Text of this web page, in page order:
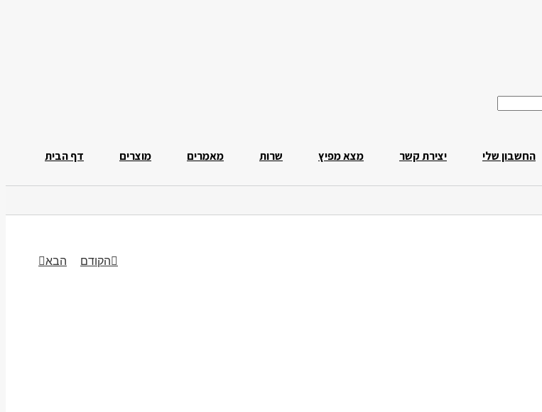
דף הבית מוצרים מאמרים שרות מצא מפיץ יצירת קשר החשבון שלי
הקודם הבא